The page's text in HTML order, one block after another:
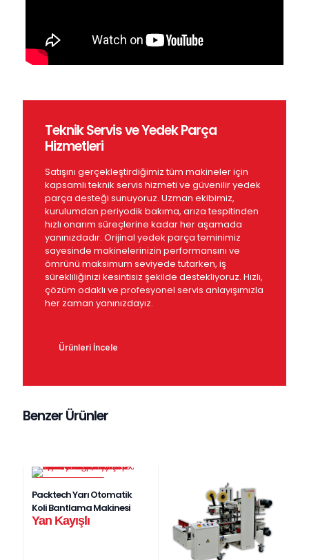
Teknik Servis ve Yedek Parça
Hizmetleri
Satışını gerçekleştirdiğimiz tüm makineler için
kapsamlı teknik servis hizmeti ve güvenilir yedek
parça desteği sunuyoruz. Uzman ekibimiz,
kurulumdan periyodik bakıma, arıza tespitinden
hızlı onarım süreçlerine kadar her aşamada
yanınızdadır. Orijinal yedek parça teminimiz
sayesinde makinelerinizin performansını ve
ömrünü maksimum seviyede tutarken, iş
sürekliliğinizi kesintisiz şekilde destekliyoruz. Hızlı,
çözüm odaklı ve profesyonel servis anlayışımızla
her zaman yanınızdayız.
Ürünleri İncele
Benzer Ürünler
Packtech Yarı Otomatik
Koli Bantlama Makinesi
Yan Kayışlı